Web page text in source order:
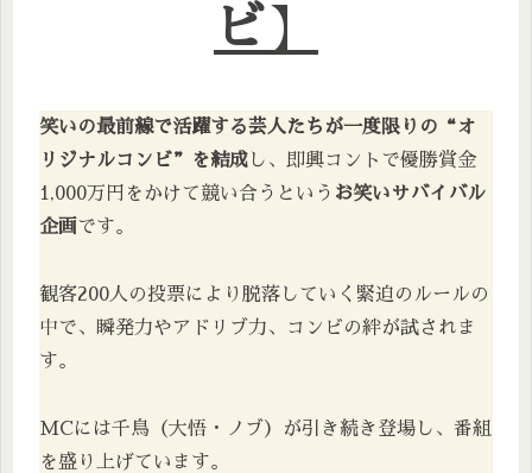
ビ 】
笑いの最前線で活躍する芸人たちが一度限りの“オ
リジナルコンビ”を結成 し、即興コントで優勝賞金
1,000万円をかけて競い合うという お笑いサバイバル
企画 です。
観客200人の投票により脱落していく緊迫のルールの
中で、瞬発力やアドリブ力、コンビの絆が試されま
す。
MCには千鳥（大悟・ノブ）が引き続き登場し、番組
を盛り上げています。